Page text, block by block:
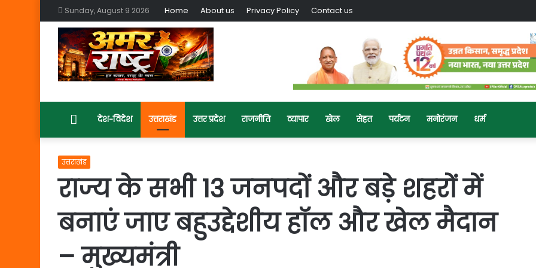
Sunday, August 9 2026 Home About us Privacy Policy Contact us
Homeदेश-विदेश उत्तराखंड उत्तर प्रदेश राजनीति व्यापार खेल सेहत पर्यटन मनोरंजन धर्म
उत्तराखंड
राज्य के सभी 13 जनपदों और बड़े शहरों में
बनाएं जाए बहुउद्देशीय हॉल और खेल मैदान
– मुख्यमंत्री